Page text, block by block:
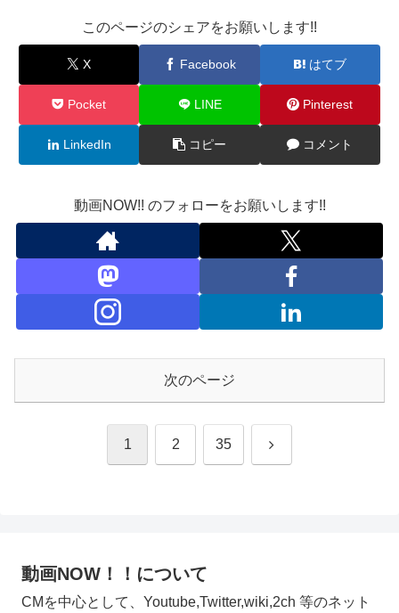
このページのシェアをお願いします!!
X Facebook はてブ
Pocket LINE Pinterest
LinkedIn コピー コメント
動画NOW!! のフォローをお願いします!!
次のページ
1 2 35 次
動画NOW！！について
CMを中心として、Youtube,Twitter,wiki,2ch 等のネット